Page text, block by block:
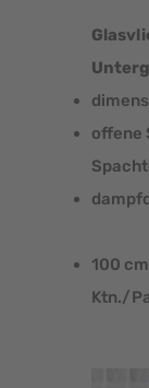
offene
100
Ktn./